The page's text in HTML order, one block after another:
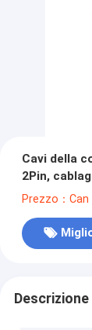
Cavi della
2Pin,
Prezzo：